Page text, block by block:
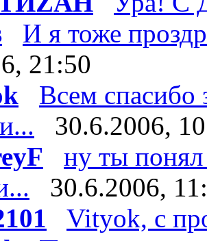
И я тоже
21:50
Всем спасибо
30.6.2006,
ну ты понял
30.6.2006,
Vityok, с